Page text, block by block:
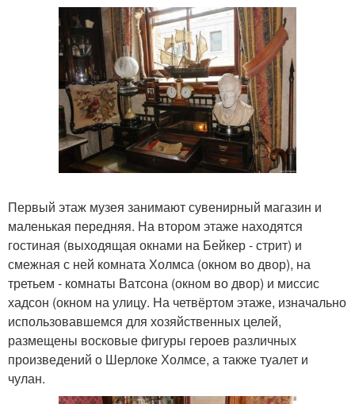
Первый этаж музея занимают сувенирный магазин и
маленькая передняя. На втором этаже находятся
гостиная (выходящая окнами на Бейкер - стрит) и
смежная с ней комната Холмса (окном во двор), на
третьем - комнаты Ватсона (окном во двор) и миссис
хадсон (окном на улицу. На четвёртом этаже, изначально
использовавшемся для хозяйственных целей,
размещены восковые фигуры героев различных
произведений о Шерлоке Холмсе, а также туалет и
чулан.